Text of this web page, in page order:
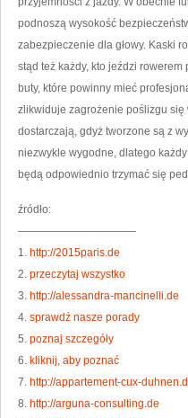
podnoszą wysokość
zabezpieczenie dla głowy. Kaski
stąd też każdy, kto jeździ
buty, które powinny mieć
zlikwiduje zagrożenie poślizgu się
dostarczają, gdyż tworzone są z
niezwykle wygodne, dlatego
będą odpowiednio trzymać się
źródło:
———————————
1. http://2015paris.de
2. przeczytaj wszystko
3. http://alessandra-mancinelli.de
4. sprawdź nasze porady
5. poznaj szczegóły
6. kliknij, aby poznać
7. http://appartement-cux-
8. http://arguna-consulting.de